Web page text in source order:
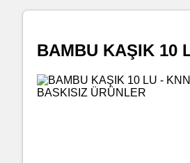
BAMBU KAŞIK 10